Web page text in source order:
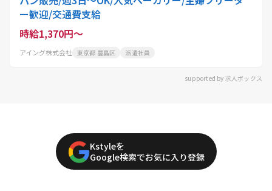
ー歓迎/交通費支給
時給1,370円～
アイング株式会社 東京都 豊島区 派遣社員
supported by 求人ボックス
Kstyleを
Google検索でお気に入り登録